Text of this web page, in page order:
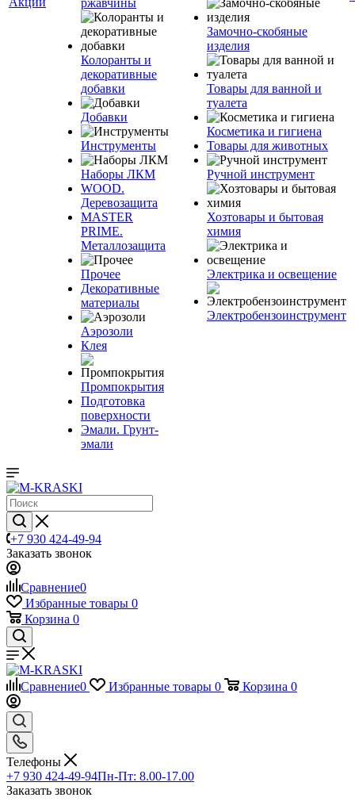
ржавчины
Колоранты и
декоративные
добавки
Добавки
Инструменты
Наборы ЛКМ
WOOD.
Деревозащита
MASTER
PRIME.
Металлозащита
Прочее
Декоративные
материалы
Аэрозоли
Клея
Промпокрытия
Подготовка
поверхности
Эмали. Грунт-
эмали
Замочно-скобяные
изделия
Товары для ванной и
туалета
Косметика и гигиена
Товары для животных
Ручной инструмент
Хозтовары и бытовая
химия
Электрика и освещение
Электробензоинструмент
+7 930 424-49-94
Заказать звонок
Сравнение0
Избранные товары 0
Корзина 0
Сравнение0 Избранные товары 0 Корзина 0
Телефоны
+7 930 424-49-94Пн-Пт: 8.00-17.00
Заказать звонок